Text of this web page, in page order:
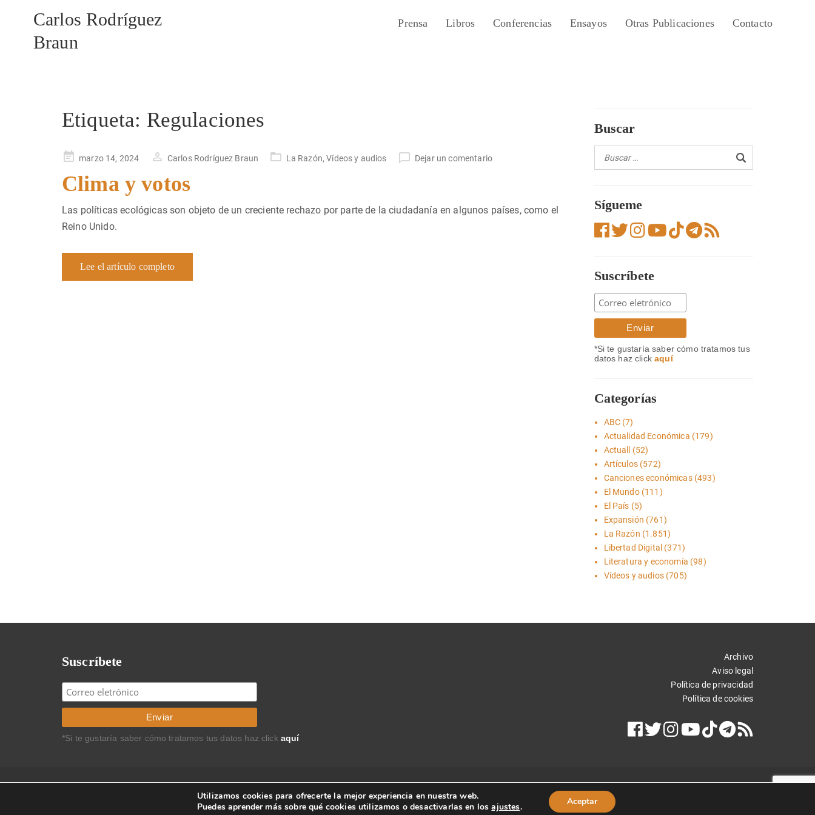
Carlos Rodríguez
Braun
Prensa Libros Conferencias Ensayos Otras Publicaciones Contacto
Etiqueta: Regulaciones
Publicado
marzo 14, 2024 Carlos Rodríguez Braun La Razón,Vídeos y audios Dejar un comentario
Clima y votos
Las políticas ecológicas son objeto de un creciente rechazo por parte de la ciudadanía en algunos países, como el
Reino Unido.
Lee el artículo completo
Buscar
Sígueme
Suscríbete
*Si te gustaría saber cómo tratamos tus
datos haz clickaquí
Categorías
ABC(7)
Actualidad Económica (179)
Actuall
(52)
Artículos(572)
Canciones económicas(493)
El Mundo(111)
El País (5)
Expansión (761)
La Razón (1.851)
Libertad Digital (371)
Literatura y economía (98)
Vídeos y audios(705)
Suscríbete
*Si te gustaría saber cómo tratamos tus datos haz click aquí
Archivo
Aviso legal
Política de privacidad
Política de cookies
Copyright © 2024 Carlos Rodríguez Braun. Todos los derechos reservados.
Utilizamos cookies para ofrecerte la mejor experiencia en nuestra web.
Puedes aprender más sobre qué cookies utilizamos o desactivarlas en losajustes. Aceptar